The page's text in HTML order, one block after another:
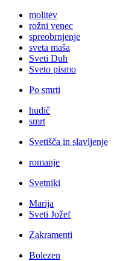
molitev
rožni venec
spreobrnjenje
sveta maša
Sveti Duh
Sveto pismo
Po smrti
hudič
smrt
Svetišča in slavljenje
romanje
Svetniki
Marija
Sveti Jožef
Zakramenti
Bolezen